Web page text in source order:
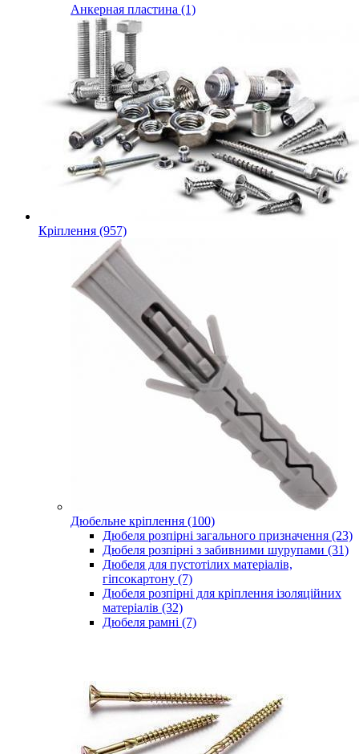
Анкерная пластина (1)
Кріплення (957)
Дюбельне кріплення (100)
Дюбеля розпірні загального призначення (23)
Дюбеля розпірні з забивними шурупами (31)
Дюбеля для пустотілих матеріалів,
гіпсокартону (7)
Дюбеля розпірні для кріплення ізоляційних
матеріалів (32)
Дюбеля рамні (7)